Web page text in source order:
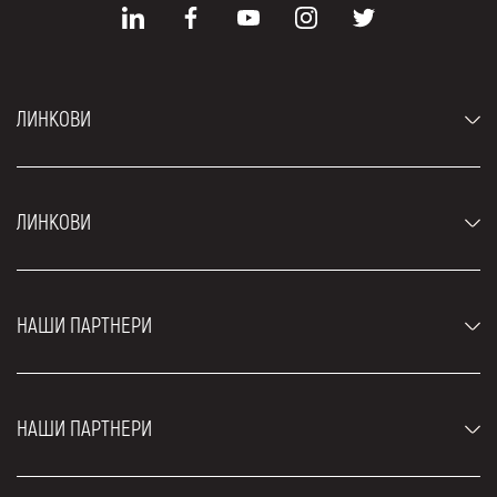
ЛИНКОВИ
Луксузни аутомобили
ЛИНКОВИ
Блог
НАШИ ПАРТНЕРИ
Рент а кар Београд Роyал
НАШИ ПАРТНЕРИ